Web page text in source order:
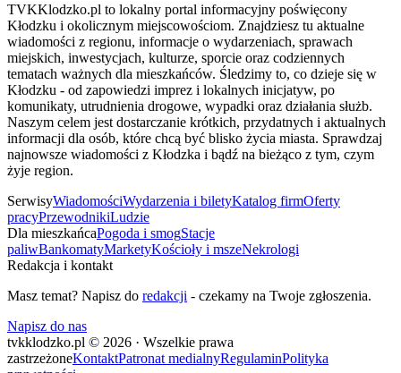
TVKKlodzko.pl to lokalny portal informacyjny poświęcony
Kłodzku i okolicznym miejscowościom. Znajdziesz tu aktualne
wiadomości z regionu, informacje o wydarzeniach, sprawach
miejskich, inwestycjach, kulturze, sporcie oraz codziennych
tematach ważnych dla mieszkańców. Śledzimy to, co dzieje się w
Kłodzku - od zapowiedzi imprez i lokalnych inicjatyw, po
komunikaty, utrudnienia drogowe, wypadki oraz działania służb.
Naszym celem jest dostarczanie krótkich, przydatnych i aktualnych
informacji dla osób, które chcą być blisko życia miasta. Sprawdzaj
najnowsze wiadomości z Kłodzka i bądź na bieżąco z tym, czym
żyje region.
SerwisyWiadomościWydarzenia i biletyKatalog firmOferty
pracyPrzewodnikiLudzie
Dla mieszkańcaPogoda i smogStacje
paliwBankomatyMarketyKościoły i mszeNekrologi
Redakcja i kontakt
Masz temat? Napisz do redakcji - czekamy na Twoje zgłoszenia.
Napisz do nas
tvkklodzko.pl © 2026 · Wszelkie prawa
zastrzeżoneKontaktPatronat medialnyRegulaminPolityka